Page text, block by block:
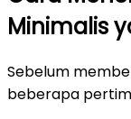
Minimalis
Sebelum
beberapa